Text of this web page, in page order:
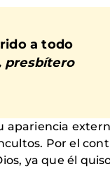
a todo
presbítero
apariencia
Por el
ya que él